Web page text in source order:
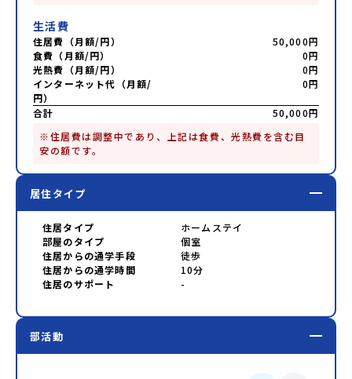
生活費
住居費（月額/円）
50,000円
食費（月額/円）
0円
光熱費（月額/円）
0円
インターネット代（月額/
円）
0円
合計
50,000円
※住居費は調整中であり、上記は食費、光熱費を含む目
安の額です。
居住タイプ
住居タイプ
ホームステイ
部屋のタイプ
個室
住居からの通学手段
徒歩
住居からの通学時間
10分
住居のサポート
-
部活動